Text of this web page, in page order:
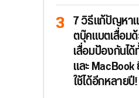
7 วิธีแก้ปัญหา
ตบุ๊คแบตเสื่อม
เสื่อมป้องกันไ
และ
ใช้ได้อีกหลายปี!